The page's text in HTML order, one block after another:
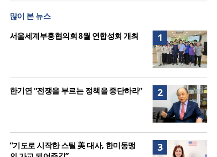
성회 위해 협력
“한국 복음의 시작에는 미국보다 먼저 일본이 있었습
“기도로 시작한 스틸 美 대사, 한미동맹의 가교 되어
주길”
많이 본 뉴스
1
서울세계부흥협의회 8월 연합성회 개최
2
한기연 “전쟁을 부르는 정책을 중단하라”
3
“기도로 시작한 스틸 美 대사, 한미동맹